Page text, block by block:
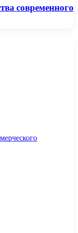
современного